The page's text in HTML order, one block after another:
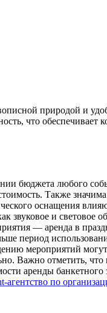
природой и
что обеспечивает
бюджета любого
Также
оснащения
звуковое и световое
— аренда в
период
мероприятий
Важно отметить,
аренды банкетного
агентство по